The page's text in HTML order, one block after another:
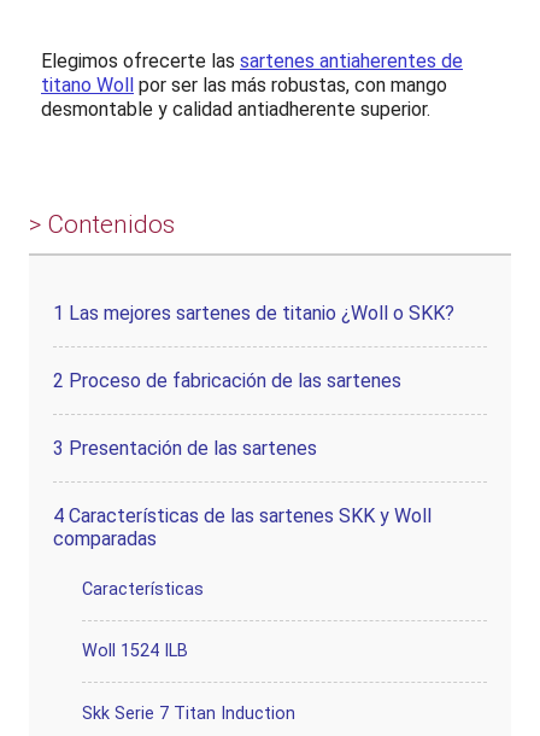
Elegimos ofrecerte las sartenes antiaherentes de
titano Woll por ser las más robustas, con mango
desmontable y calidad antiadherente superior.
> Contenidos
1 Las mejores sartenes de titanio ¿Woll o SKK?
2 Proceso de fabricación de las sartenes
3 Presentación de las sartenes
4 Características de las sartenes SKK y Woll
comparadas
Características
Woll 1524 ILB
Skk Serie 7 Titan Induction